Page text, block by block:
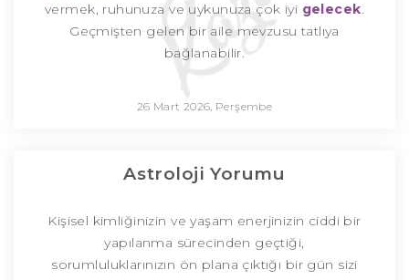
vermek, ruhunuza ve uykunuza çok iyi gelecek.
Geçmişten gelen bir aile mevzusu tatlıya
bağlanabilir.
26 Mart 2026, Perşembe
Astroloji Yorumu
Kişisel kimliğinizin ve yaşam enerjinizin ciddi bir
yapılanma sürecinden geçtiği,
sorumluluklarınızın ön plana çıktığı bir gün sizi